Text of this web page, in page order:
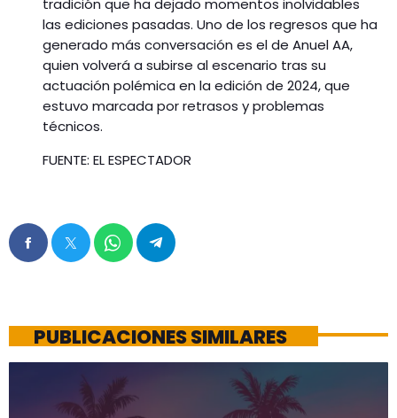
tradición que ha dejado momentos inolvidables
las ediciones pasadas. Uno de los regresos que ha
generado más conversación es el de Anuel AA,
quien volverá a subirse al escenario tras su
actuación polémica en la edición de 2024, que
estuvo marcada por retrasos y problemas
técnicos.
FUENTE: EL ESPECTADOR
PUBLICACIONES SIMILARES